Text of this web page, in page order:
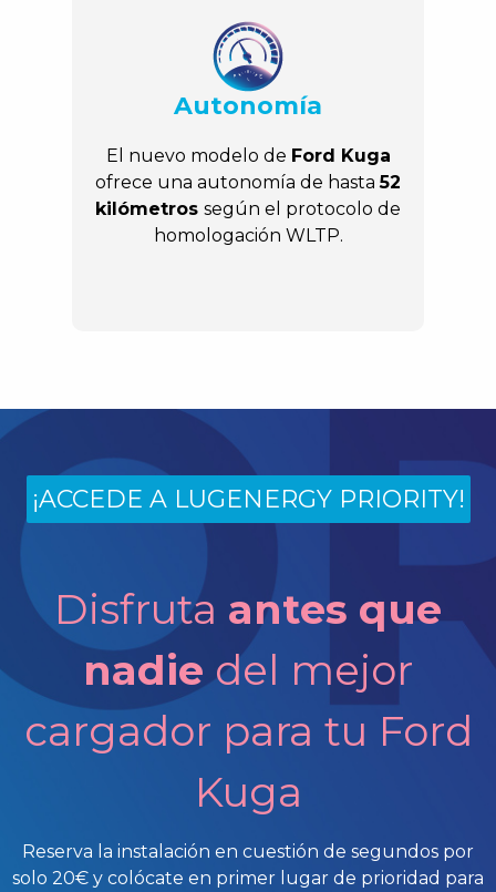
Autonomía
El nuevo modelo de Ford Kuga
ofrece una autonomía de hasta52
kilómetros según el protocolo de
homologación WLTP.
¡ACCEDE A LUGENERGY PRIORITY!
Disfruta antes que
nadiedel mejor
cargador para tu Ford
Kuga
Reserva la instalación en cuestión de segundos por
solo 20€ y colócate en primer lugar de prioridad para